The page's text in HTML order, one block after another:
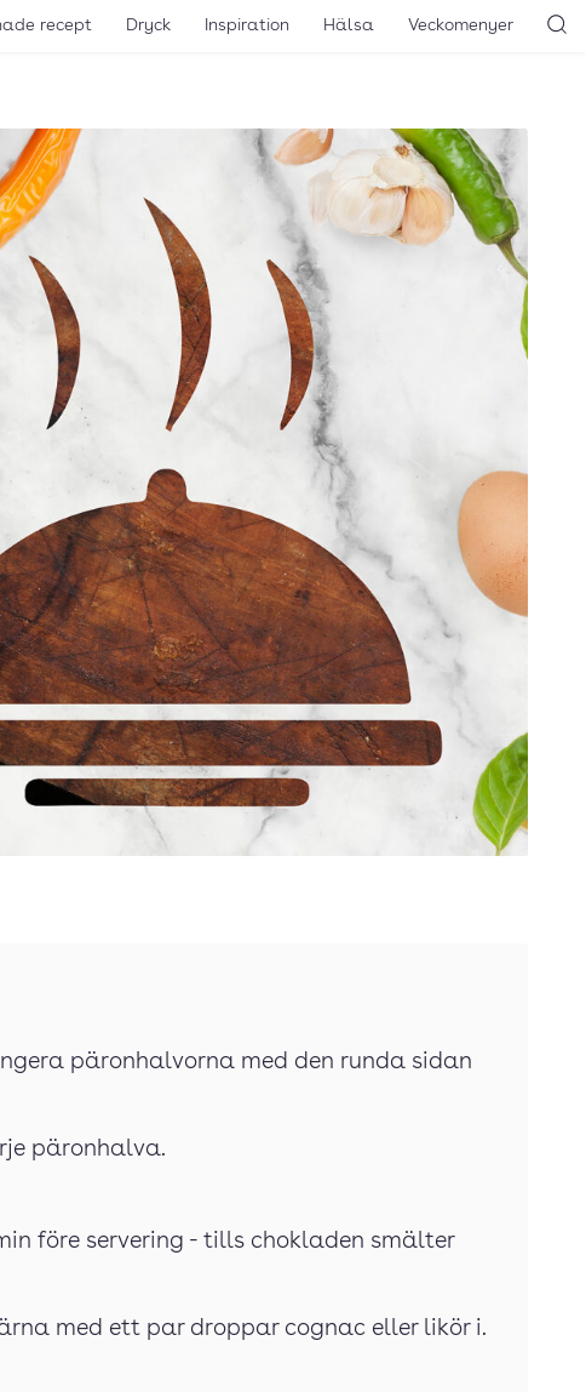
recept Dryck Inspiration Hälsa Veckomenyer
päronhalvorna med den runda sidan
päronhalva.
före servering - tills chokladen smälter
med ett par droppar cognac eller likör i.